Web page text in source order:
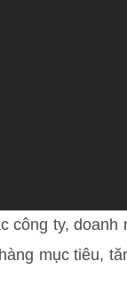
công ty,
mục tiêu,